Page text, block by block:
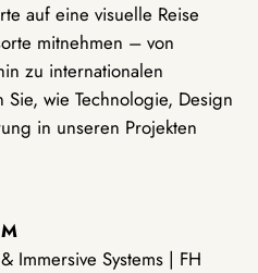
auf eine visuelle Reise
mitnehmen – von
zu internationalen
wie Technologie, Design
in unseren Projekten
Immersive Systems | FH